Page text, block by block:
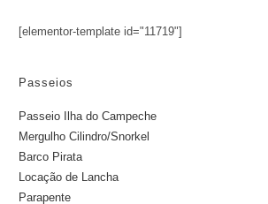
[elementor-template id="11719"]
Passeios
Passeio Ilha do Campeche
Mergulho Cilindro/Snorkel
Barco Pirata
Locação de Lancha
Parapente